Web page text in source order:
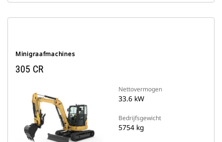
Minigraafmachines
305 CR
Nettovermogen
33.6 kW
Bedrijfsgewicht
5754 kg